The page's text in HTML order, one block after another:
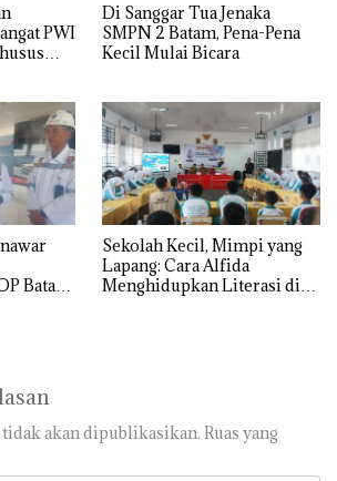
PWI
Di Sanggar Tua Jenaka
SMPN 2 Batam, Pena-Pena
Kecil Mulai Bicara
Batam
Sekolah Kecil, Mimpi yang
Lapang: Cara Alfida
Menghidupkan Literasi di
akan dipublikasikan. Ruas yang